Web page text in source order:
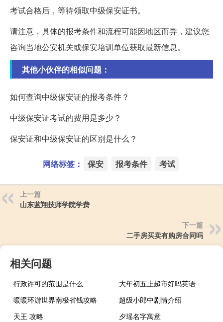
考试合格后，等待领取中级保安证书。
请注意，具体的报考条件和流程可能因地区而异，建议您
咨询当地公安机关或保安培训单位获取最新信息。
其他小伙伴的相似问题：
如何查询中级保安证的报考条件？
中级保安证考试的费用是多少？
保安证和中级保安证的区别是什么？
网络标签： 保安 报考条件 考试
上一篇
山东蓝翔技师学院学费
下一篇
二手房买卖有购房合同吗
相关问题
行政许可的范围是什么
大年初五上超市好吗英语
暖暖环游世界南极省钱攻略
超级小郎中剧情介绍
天王 攻略
夕瑶名字寓意